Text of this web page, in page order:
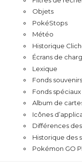
Objets
PokéStops
Météo
Historique
Écrans de
Lexique
Fonds souvenirs
Fonds spéciaux
Album de
Icônes
Différences
Historique des
Pokémon GO